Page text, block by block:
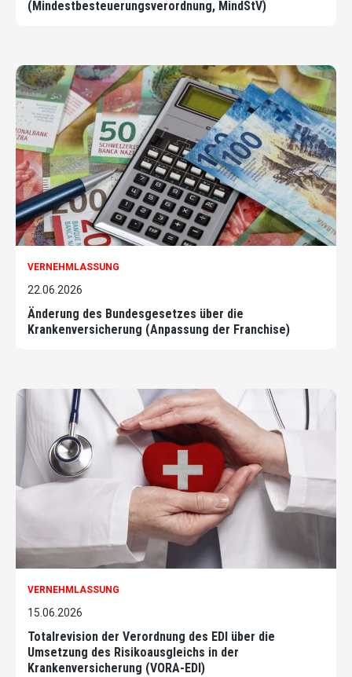
(Mindestbesteuerungsverordnung, MindStV)
VERNEHMLASSUNG
22.06.2026
Änderung des Bundesgesetzes über die
Krankenversicherung (Anpassung der Franchise)
VERNEHMLASSUNG
15.06.2026
Totalrevision der Verordnung des EDI über die
Umsetzung des Risikoausgleichs in der
Krankenversicherung (VORA-EDI)